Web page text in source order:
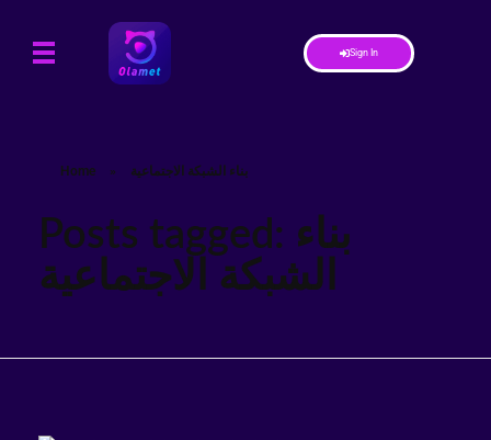
Sign In
Home » بناء الشبكة الاجتماعية
Posts tagged: بناء
الشبكة الاجتماعية